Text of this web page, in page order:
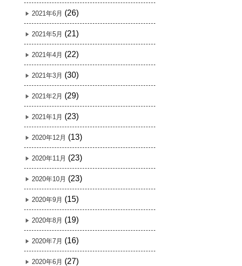
2021年6月 (26)
2021年5月 (21)
2021年4月 (22)
2021年3月 (30)
2021年2月 (29)
2021年1月 (23)
2020年12月 (13)
2020年11月 (23)
2020年10月 (23)
2020年9月 (15)
2020年8月 (19)
2020年7月 (16)
2020年6月 (27)